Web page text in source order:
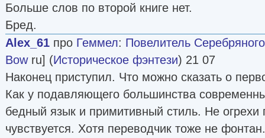
Больше слов по второй книге нет.
Бред.
Alex_61 про Геммел: Повелитель
Bowru] (Историческое фэнтези) 21 07
Наконец приступил. Что можно сказать о
Как у подавляющего большинства
бедный язык и примитивный стиль. Не огрехи
чувствуется. Хотя переводчик тоже не фонтан.